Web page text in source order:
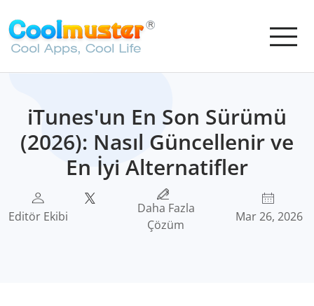
iTunes'un En Son Sürümü
(2026): Nasıl Güncellenir ve
En İyi Alternatifler
Editör Ekibi
Daha Fazla
Çözüm
Mar 26, 2026